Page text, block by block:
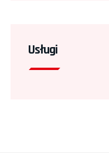
Usługi